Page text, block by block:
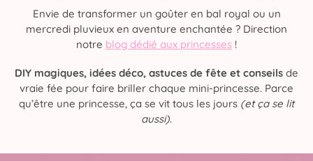
Envie de transformer un goûter en bal royal ou un
mercredi pluvieux en aventure enchantée ? Direction
notre blog dédié aux princesses !
DIY magiques, idées déco, astuces de fête et conseils de
vraie fée pour faire briller chaque mini-princesse. Parce
qu’être une princesse, ça se vit tous les jours (et ça se lit
aussi).